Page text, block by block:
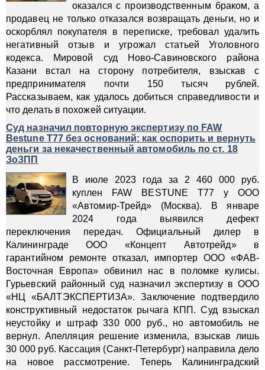
оказался с производственным браком, а
продавец не только отказался возвращать деньги, но и
оскорблял покупателя в переписке, требовал удалить
негативный отзыв и угрожал статьей Уголовного
кодекса. Мировой суд Ново-Савиновского района
Казани встал на сторону потребителя, взыскав с
предпринимателя почти 150 тысяч рублей.
Рассказываем, как удалось добиться справедливости и
что делать в похожей ситуации.
Суд назначил повторную экспертизу по FAW
Bestune T77 без оснований: как оспорить и вернуть
деньги за некачественный автомобиль по ст. 18
ЗоЗПП
В июле 2023 года за 2 460 000 руб.
куплен FAW BESTUNE Т77 у ООО
«Автомир-Трейд» (Москва). В январе
2024 года выявился дефект
переключения передач. Официальный дилер в
Калининграде ООО «Концепт Автотрейд» в
гарантийном ремонте отказал, импортер ООО «ФАВ-
Восточная Европа» обвинил нас в поломке кулисы.
Гурьевский районный суд назначил экспертизу в ООО
«НЦ «БАЛТЭКСПЕРТИЗА». Заключение подтвердило
конструктивный недостаток рычага КПП. Суд взыскал
неустойку и штраф 330 000 руб., но автомобиль не
вернул. Апелляция решение изменила, взыскав лишь
30 000 руб. Кассация (Санкт-Петербург) направила дело
на новое рассмотрение. Теперь Калининградский